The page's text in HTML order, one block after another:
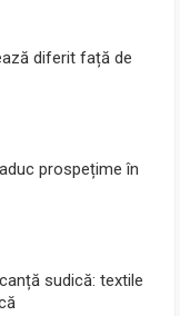
diferit față de
prospețime în
sudică: textile